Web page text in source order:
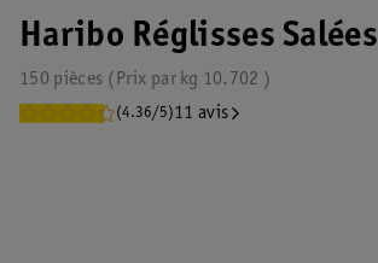
Haribo Réglisses Salées
150 pièces 10.702
Prix par kg
(4.36/5)11 avis